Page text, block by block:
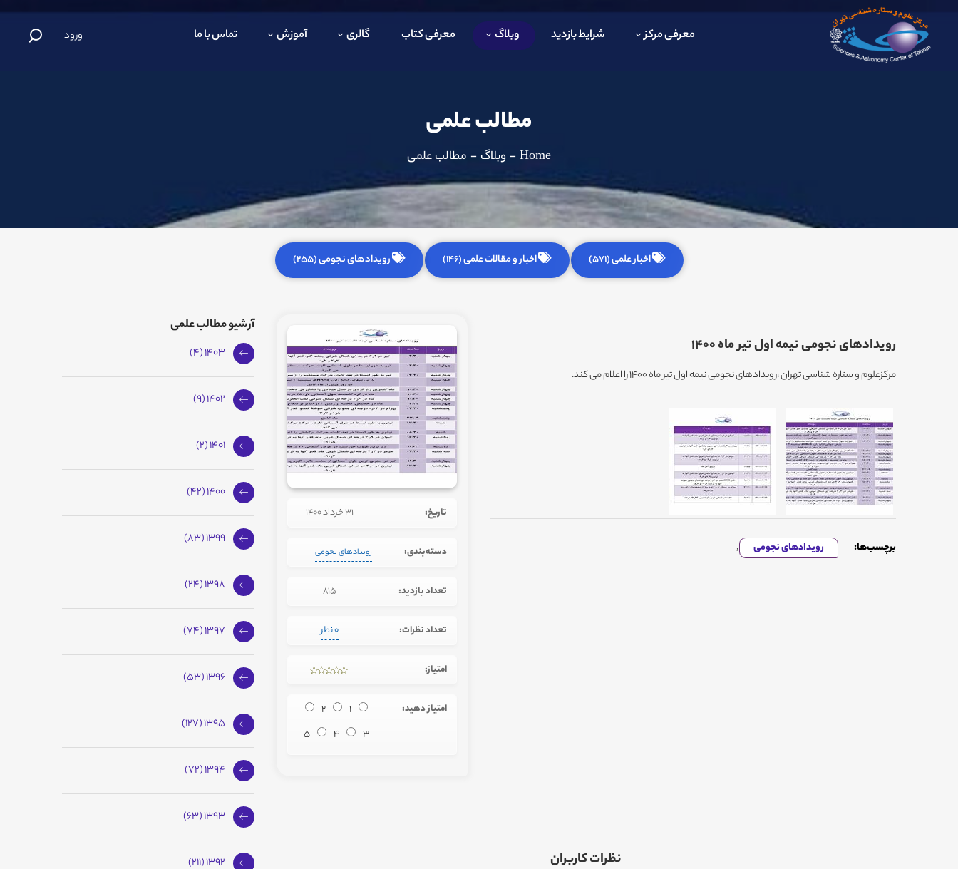
معرفی مرکز شرایط بازدید وبلاگ معرفی کتاب گالری آموزش تماس با ما ورود
مطالب علمی
Home
- وبلاگ - مطالب علمی
اخبار علمی (571) اخبار و مقالات علمی (146) رویدادهای نجومی (255)
رویدادهای نجومی نیمه اول تیر ماه 1400
مرکزعلوم و ستاره شناسی تهران ،رویدادهای نجومی نیمه اول تیر ماه 1400 را اعلام می کند.
برچسب‌ها: رویدادهای نجومی ,
تاریخ: 31 خرداد 1400
دسته‌بندی: رویدادهای نجومی
تعداد بازدید: 815
تعداد نظرات: 0 نظر
امتیاز:
امتیاز دهید: 1
2
3
4
5
نظرات کاربران
آرشیو مطالب علمی
1403 (4)
1402 (9)
1401 (2)
1400 (42)
1399 (83)
1398 (24)
1397 (74)
1396 (53)
1395 (127)
1394 (72)
1393 (63)
1392 (211)